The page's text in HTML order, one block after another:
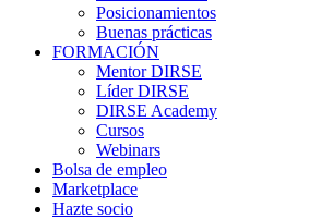
Posicionamientos
Buenas prácticas
FORMACIÓN
Mentor DIRSE
Líder DIRSE
DIRSE Academy
Cursos
Webinars
Bolsa de empleo
Marketplace
Hazte socio